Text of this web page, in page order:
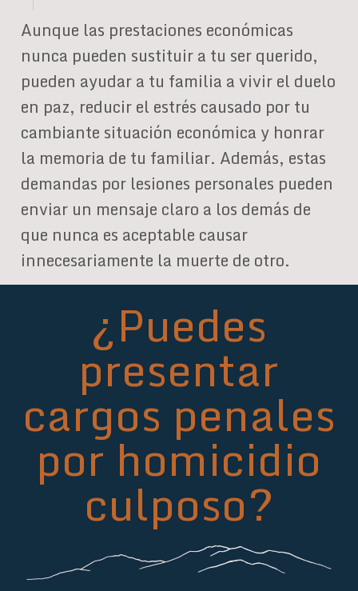
Aunque las prestaciones económicas
nunca pueden sustituir a tu ser querido,
pueden ayudar a tu familia a vivir el duelo
en paz, reducir el estrés causado por tu
cambiante situación económica y honrar
la memoria de tu familiar. Además, estas
demandas por lesiones personales pueden
enviar un mensaje claro a los demás de
que nunca es aceptable causar
innecesariamente la muerte de otro.
¿Puedes
presentar
cargos penales
por homicidio
culposo?